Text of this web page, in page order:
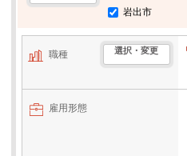
岩出市
職種 選択・変更
雇用形態